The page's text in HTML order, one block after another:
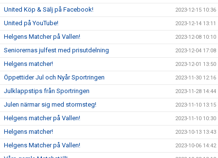
United Köp & Sälj på Facebook! 2023-12-15 10:36
United på YouTube! 2023-12-14 13:11
Helgens Matcher på Vallen! 2023-12-08 10:10
Seniorernas julfest med prisutdelning 2023-12-04 17:08
Helgens matcher! 2023-12-01 13:50
Öppettider Jul och Nyår Sportringen 2023-11-30 12:16
Julklappstips från Sportringen 2023-11-28 14:44
Julen närmar sig med stormsteg! 2023-11-10 13:15
Helgens matcher på Vallen! 2023-11-10 10:30
Helgens matcher! 2023-10-13 13:43
Helgens Matcher på Vallen! 2023-10-06 14:42